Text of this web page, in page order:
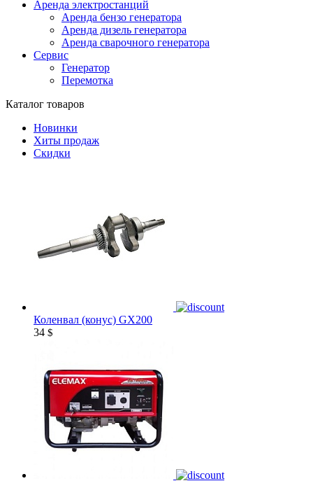
Аренда электростанций
Аренда бензо генератора
Аренда дизель генератора
Аренда сварочного генератора
Сервис
Генератор
Перемотка
Каталог товаров
Новинки
Хиты продаж
Скидки
Коленвал (конус) GX200
34 $